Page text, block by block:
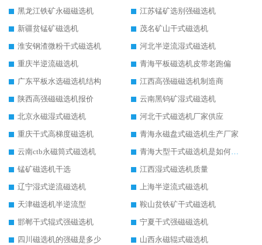
黑龙江铁矿永磁磁选机
江苏锰矿选别强磁选机
新疆贫锰矿磁选机
茂名矿山干式磁选机
淮安钢渣微粉干式磁选机
河北半逆流湿式磁选机
重庆半逆流磁选机
青海平板磁选机皮带老跑偏
广东平板水选磁选机结构
江西高强磁磁选机制造商
陕西高强磁磁选机报价
云南黑钨矿湿式磁选机
北京永磁湿式磁选机
河北干式磁选机厂家供应
重庆干式高梯度磁选机
青海永磁盘式磁选机生产厂家
云南ctb永磁筒式磁选机
青海大型干式磁选机是如何选矿的
锰矿磁选机干选
江西湿式磁选机质量
辽宁湿式逆流磁选机
上海半逆流式磁选机
天津磁选机半逆流型
鞍山贫铁矿干式磁选机
邯郸干式辊式强磁选机
宁夏干式强磁磁选机
四川磁选机的强磁是多少
山西永磁辊式磁选机